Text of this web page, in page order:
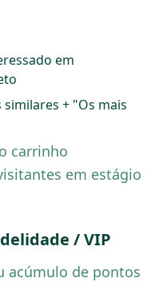
em
+ "Os mais
carrinho
em estágio
/ VIP
acúmulo de pontos